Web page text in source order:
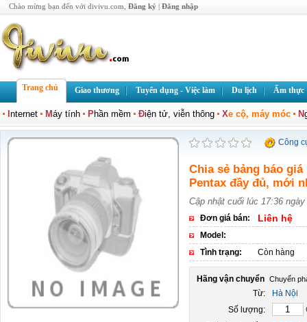
Chào mừng bạn đến với divivu.com, Đăng ký | Đăng nhập
Trang chủ Giao thương Tuyển dụng - Việc làm Du lịch Ẩm thực
nternet Máy tính Phần mềm Điện tử, viễn thông Xe cộ, máy móc N
Công
Chia sẻ bảng báo
Pentax đầy đủ, mới
Cập nhật cuối lúc 17:36
Đơn giá bán:
Liên hệ
Model:
Tình trạng:
Còn hàng
Hãng vận chuyển
Từ:
Hà Nội
Số lượng: